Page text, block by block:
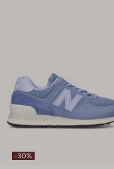
-30%